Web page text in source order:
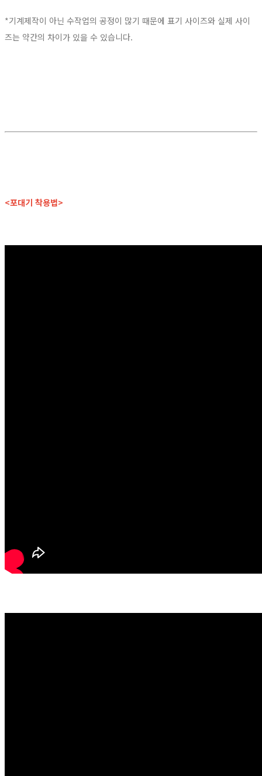
*기계제작이 아닌 수작업의 공정이 많기 때문에 표기 사이즈와 실제 사이
즈는 약간의 차이가 있을 수 있습니다.
<포대기 착용법>